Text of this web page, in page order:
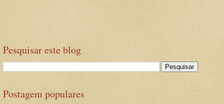
Pesquisar este blog
Postagem populares